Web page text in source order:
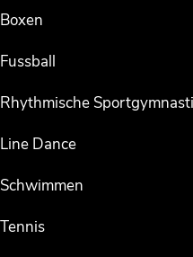
Boxen
Fussball
Rhythmische
Line Dance
Schwimmen
Tennis